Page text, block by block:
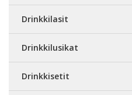
Drinkkilasit
Drinkkilusikat
Drinkkisetit